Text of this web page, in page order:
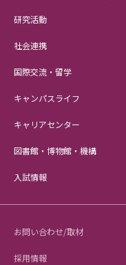
研究活動
社会連携
国際交流・留学
キャンパスライフ
キャリアセンター
図書館・博物館・機構
入試情報
お問い合わせ/取材
採用情報